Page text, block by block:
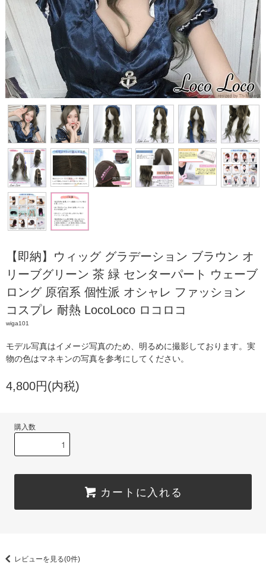
【即納】ウィッグ グラデーション ブラウン オ
リーブグリーン 茶 緑 センターパート ウェーブ
ロング 原宿系 個性派 オシャレ ファッション
コスプレ 耐熱 LocoLoco ロコロコ
wiga101
モデル写真はイメージ写真のため、明るめに撮影しております。実
物の色はマネキンの写真を参考にしてください。
4,800円(内税)
購入数
カートに入れる
レビューを見る(0件)